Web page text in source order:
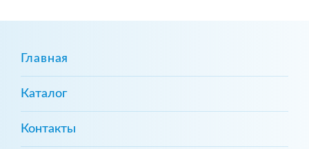
Главная
Каталог
Контакты